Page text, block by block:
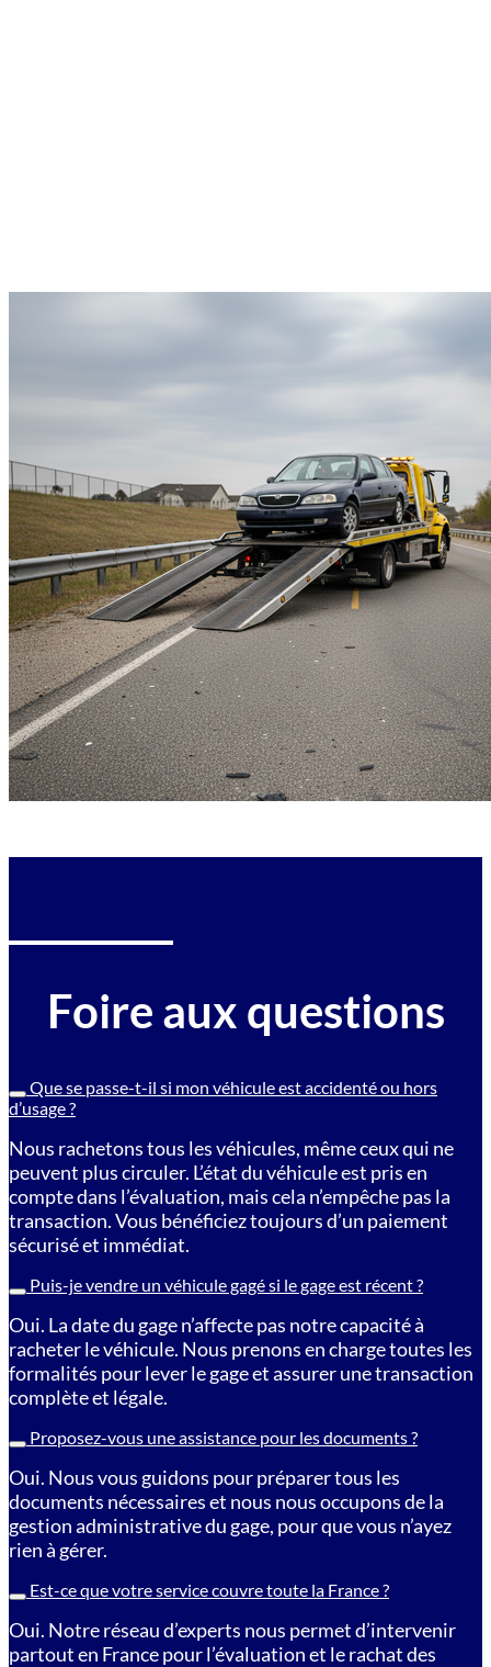
Foire aux questions
Que se passe-t-il si mon véhicule est accidenté ou hors
d’usage ?
Nous rachetons tous les véhicules, même ceux qui ne
peuvent plus circuler. L’état du véhicule est pris en
compte dans l’évaluation, mais cela n’empêche pas la
transaction. Vous bénéficiez toujours d’un paiement
sécurisé et immédiat.
Puis-je vendre un véhicule gagé si le gage est récent ?
Oui. La date du gage n’affecte pas notre capacité à
racheter le véhicule. Nous prenons en charge toutes les
formalités pour lever le gage et assurer une transaction
complète et légale.
Proposez-vous une assistance pour les documents ?
Oui. Nous vous guidons pour préparer tous les
documents nécessaires et nous nous occupons de la
gestion administrative du gage, pour que vous n’ayez
rien à gérer.
Est-ce que votre service couvre toute la France ?
Oui. Notre réseau d’experts nous permet d’intervenir
partout en France pour l’évaluation et le rachat des